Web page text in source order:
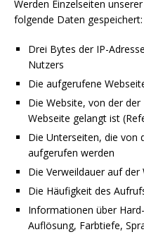
Werden Einzelseiten
folgende Daten gespeichert:
Drei Bytes der IP-
Nutzers
Die aufgerufene
Die Website, von der
Webseite gelangt ist
Die Unterseiten, die von
aufgerufen werden
Die Verweildauer auf der
Die Häufigkeit des
Informationen über
Auflösung, Farbtiefe,